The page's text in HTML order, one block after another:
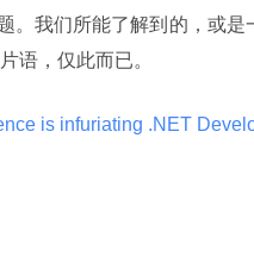
。我们所能了解到的，或
语，仅此而已。
is infuriating .NET